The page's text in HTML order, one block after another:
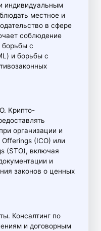
индивидуальным
местное и
в сфере
соблюдение
борьбы с
и борьбы с
Крипто-
организации и
(ICO) или
(STO), включая
и
законов о ценных
Консалтинг по
и договорным